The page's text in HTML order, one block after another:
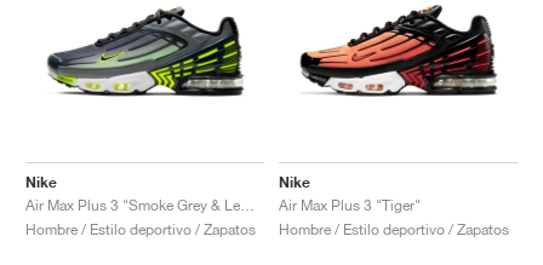
Nike
Hombre / Estilo deportivo / Zapatos
Nike
Air Max Plus 3 "Tiger"
Hombre / Estilo deportivo / Zapatos